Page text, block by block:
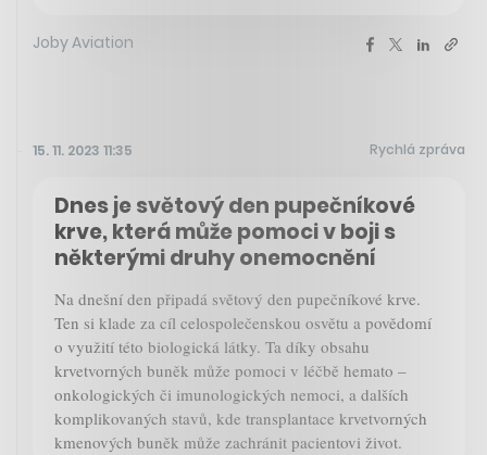
Joby Aviation
15. 11. 2023 11:35 Rychlá zpráva
Dnes je světový den pupečníkové
krve, která může pomoci v boji s
některými druhy onemocnění
Na dnešní den připadá světový den pupečníkové krve.
Ten si klade za cíl celospolečenskou osvětu a povědomí
o využití této biologická látky. Ta díky obsahu
krvetvorných buněk může pomoci v léčbě hemato –
onkologických či imunologických nemoci, a dalších
komplikovaných stavů, kde transplantace krvetvorných
kmenových buněk může zachránit pacientovi život.